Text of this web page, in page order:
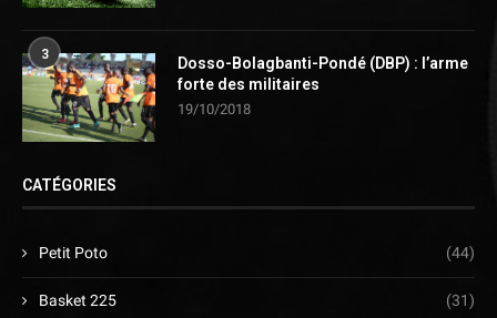
3
Dosso-Bolagbanti-Pondé (DBP) : l’arme
forte des militaires
19/10/2018
CATÉGORIES
Petit Poto (44)
Basket 225 (31)